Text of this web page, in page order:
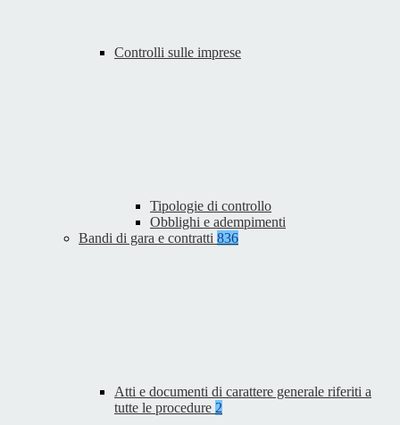
Controlli sulle imprese
Tipologie di controllo
Obblighi e adempimenti
Bandi di gara e contratti 836
Atti e documenti di carattere generale riferiti a
tutte le procedure 2